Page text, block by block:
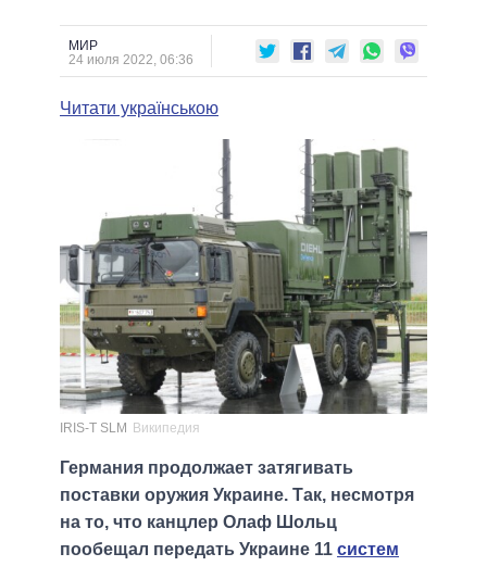
ГЛАВЫ ОБЛАДМИНИСТРАЦИЙ
МЭРЫ
ВСЕ ПЕРСОНЫ
СРАВНЕНИЕ ПОЛИТИКОВ
МИР
24 июля 2022, 06:36
Читати українською
IRIS-T SLM Википедия
Германия продолжает затягивать
поставки оружия Украине. Так, несмотря
на то, что канцлер Олаф Шольц
пообещал передать Украине 11 систем